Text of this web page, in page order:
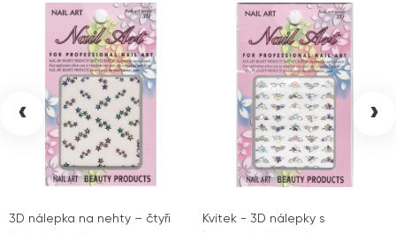
3D nálepka na nehty – čtyři
Kvítek - 3D nálepky s
‹ ›